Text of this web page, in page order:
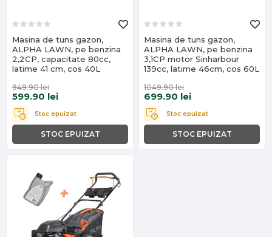
Masina de tuns gazon,
ALPHA LAWN, pe benzina
2,2CP, capacitate 80cc,
latime 41 cm, cos 40L
599.90 lei
949.90 lei
Stoc epuizat
STOC EPUIZAT
Masina de tuns gazon,
ALPHA LAWN, pe benzina
3,1CP motor Sinharbour
139cc, latime 46cm, cos 60L
699.90 lei
1049.90 lei
Stoc epuizat
STOC EPUIZAT